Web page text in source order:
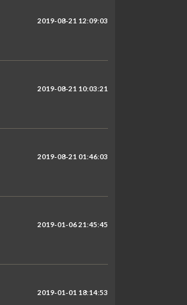
2019-08-21 12:09:03
2019-08-21 10:03:21
2019-08-21 01:46:03
2019-01-06 21:45:45
2019-01-01 18:14:53